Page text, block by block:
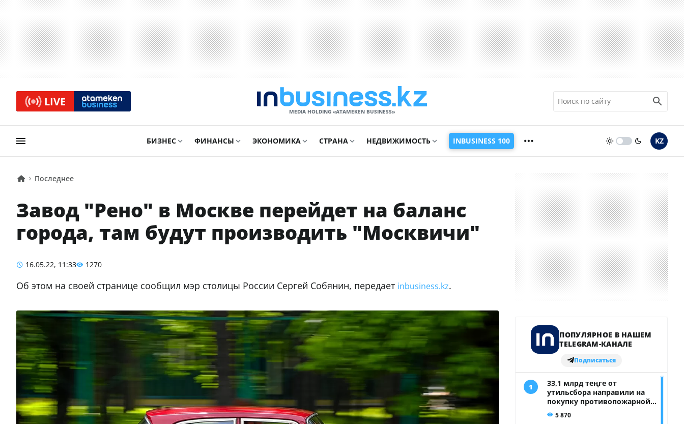
LIVE
MEDIA HOLDING «ATAMEKЕN BUSINESS»
БИЗНЕС ФИНАНСЫ ЭКОНОМИКА СТРАНА НЕДВИЖИМОСТЬ INBUSINESS 100 KZ
Последнее
Завод "Рено" в Москве перейдет на баланс
города, там будут производить "Москвичи"
16.05.22, 11:33 1270
Об этом на своей странице сообщил мэр столицы России Сергей Собянин, передает inbusiness.kz.